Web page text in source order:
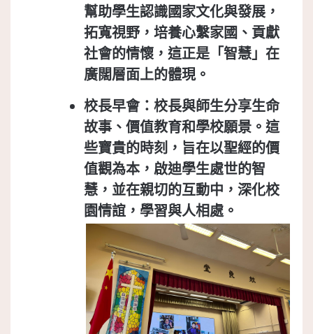
幫助學生認識國家文化與發展，
拓寬視野，培養心繫家國、貢獻
社會的情懷，這正是「智慧」在
廣闊層面上的體現。
校長早會：校長與師生分享生命
故事、價值教育和學校願景。這
些寶貴的時刻，旨在以聖經的價
值觀為本，啟迪學生處世的智
慧，並在親切的互動中，深化校
園情誼，學習與人相處。